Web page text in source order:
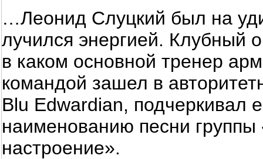
…Леонид Слуцкий был на
лучился энергией. Клубный
в каком основной тренер
командой зашел в
Blu Edwardian, подчеркивал
наименованию песни
настроение».